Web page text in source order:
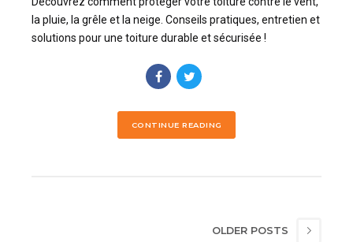
la pluie, la grêle et la neige. Conseils pratiques, entretien et
solutions pour une toiture durable et sécurisée !
CONTINUE READING
OLDER POSTS